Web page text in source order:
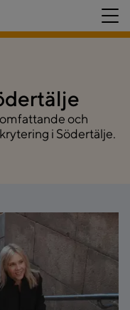
och
i Södertälje.